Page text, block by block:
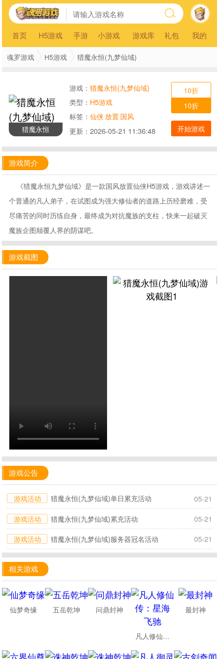
首页 H5游戏 手游 小游戏 游戏库 礼包 我的
魂罗游戏 H5游戏 猎魔永恒(九梦仙域)
猎魔永恒
游戏： 猎魔永恒(九梦仙域)
类型： H5游戏
标签： 仙侠放置国风
更新： 2026-05-21 11:36:48
10折
10折
开始游戏
游戏简介
《猎魔永恒九梦仙域》是一款国风放置仙侠H5游戏，游戏讲述一
个普通的凡人弟子，在试图成为强大修仙者的道路上历经磨难，受
尽痛苦的同时历练自身，最终成为对抗魔族的支柱，快来一起破灭
魔族企图颠覆人界的阴谋吧。
游戏截图
游戏公告
游戏活动 猎魔永恒(九梦仙域)单日累充活动
05-21
游戏活动
猎魔永恒(九梦仙域)累充活动
05-21
游戏活动
猎魔永恒(九梦仙域)服务器冠名活动 05-21
相关游戏
仙梦奇缘 五岳乾坤 问鼎封神
凡人修仙传：星海飞驰
最封神